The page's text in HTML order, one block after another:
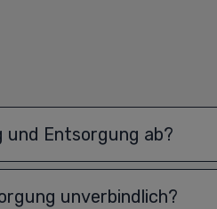
Entsorgung ab?
unverbindlich?